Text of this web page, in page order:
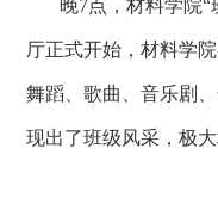
晚7点，材料学院
厅正式开始，材料学
舞蹈、歌曲、音乐剧
现出了班级风采，极